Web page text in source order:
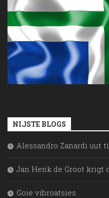
NIJSTE BLOGS
Alessandro Zanardi uut
Jan Henk de Groot krigt
Goie vibroatsies